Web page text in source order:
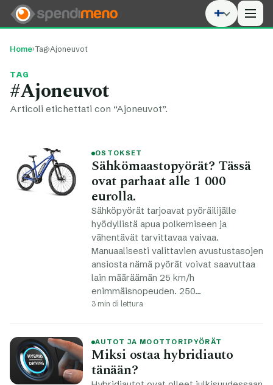
Home›Tag›Ajoneuvot
TAG
#Ajoneuvot
Articoli etichettati con “Ajoneuvot”.
OSTOKSET
Sähkömaastopyörät? Tässä
ovat parhaat alle 1 000
eurolla.
Sähköpyörät tarjoavat pyöräilijälle
hyödyllistä apua polkemiseen ja
vähentävät tarvittavaa vaivaa.
Manuaalisesti valittavien avustustasojen
ansiosta nämä pyörät voivat saavuttaa
lain määräämän 25 km/h
enimmäisnopeuden. 250…
3 min di lettura
AUTOT JA MOOTTORIPYÖRÄT
Miksi ostaa hybridiauto
tänään?